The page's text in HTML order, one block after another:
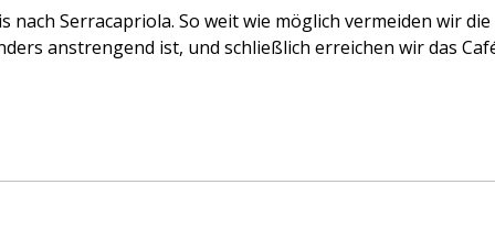
nach Serracapriola. So weit wie möglich vermeiden wir
anstrengend ist, und schließlich erreichen wir das